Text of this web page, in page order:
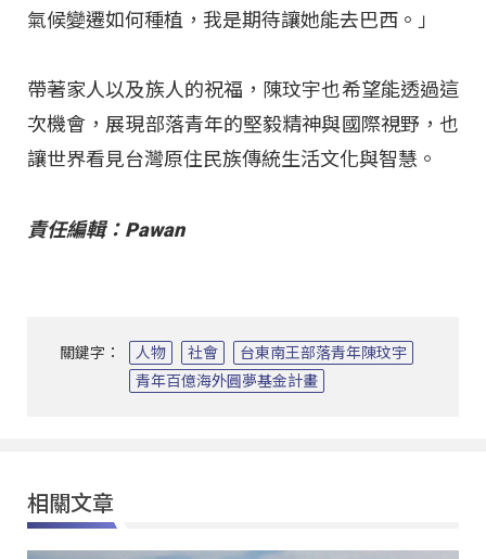
氣候變遷如何種植，我是期待讓她能去巴西。」
帶著家人以及族人的祝福，陳玟宇也希望能透過這
次機會，展現部落青年的堅毅精神與國際視野，也
讓世界看見台灣原住民族傳統生活文化與智慧。
責任編輯：Pawan
關鍵字： 人物 社會
台東南王部落青年陳玟宇
青年百億海外圓夢基金計畫
相關文章